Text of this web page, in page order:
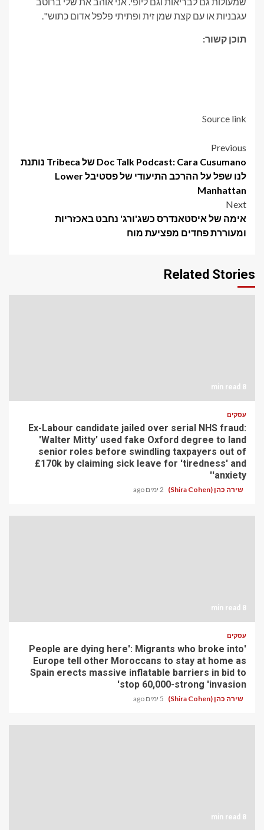
עגבניות או עם קצת שמן זית ופתיתי פלפל אדום כתוש".
תוכן קשור:
Source link
Post
navigation
Previous
Doc Talk Podcast: Cara Cusumano של Tribeca נותנת
לנו שפל על ההרכב התיעודי של פסטיבל Lower
Manhattan
Next
אימה של איסטאנדרס כשג'ורג' נחבט באכזריות
ומעוררת פחדים מפציעת מוח
Related Stories
8 min read
עסקים
Ex-Labour candidate jailed over serial NHS fraud:
'Walter Mitty' used fake Oxford degree to land
senior roles before swindling taxpayers out of
£170k by claiming sick leave for 'tiredness' and
'anxiety'
שירה כהן (Shira Cohen) 2 ימים ago
8 min read
עסקים
'People are dying here': Migrants who broke into
Europe tell other Moroccans to stay at home as
Spain erects massive inflatable barriers in bid to
stop 60,000-strong 'invasion'
שירה כהן (Shira Cohen) 5 ימים ago
8 min read